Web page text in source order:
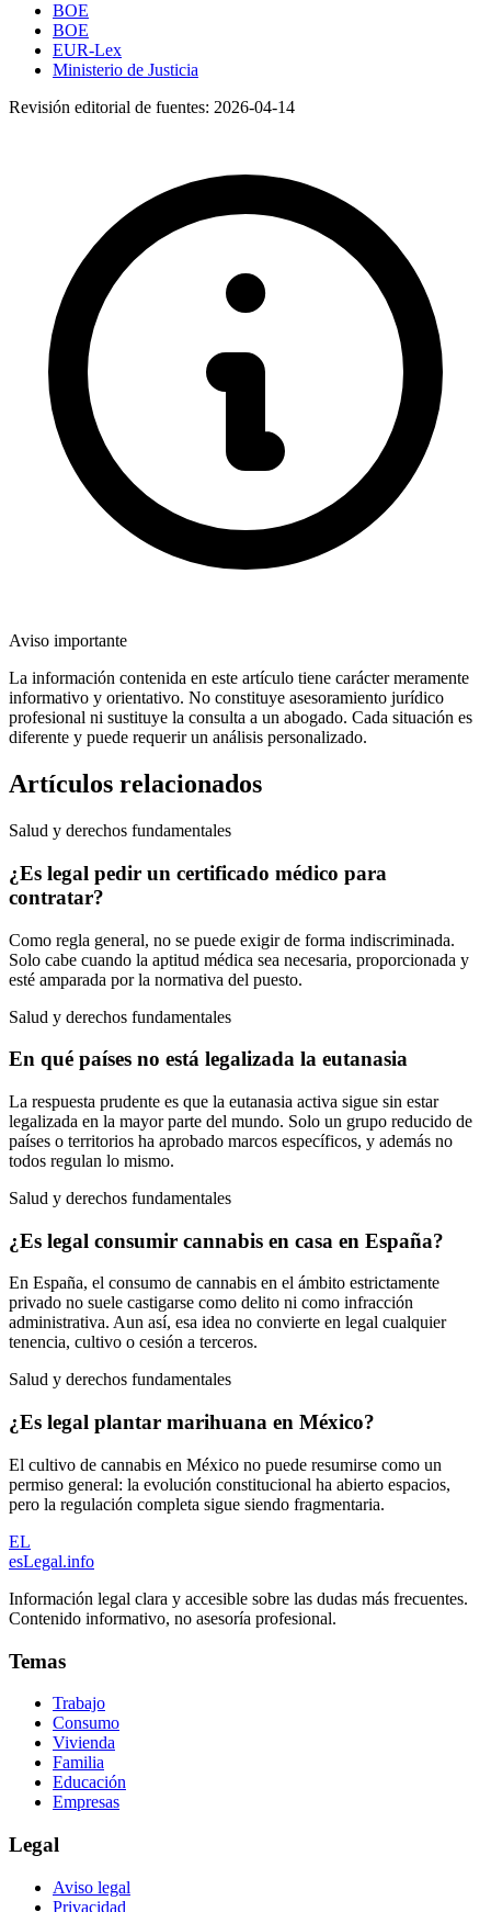
BOE
BOE
EUR-Lex
Ministerio de Justicia
Revisión editorial de fuentes: 2026-04-14
Aviso importante
La información contenida en este artículo tiene carácter meramente
informativo y orientativo. No constituye asesoramiento jurídico
profesional ni sustituye la consulta a un abogado. Cada situación es
diferente y puede requerir un análisis personalizado.
Artículos relacionados
Salud y derechos fundamentales
¿Es legal pedir un certificado médico para
contratar?
Como regla general, no se puede exigir de forma indiscriminada.
Solo cabe cuando la aptitud médica sea necesaria, proporcionada y
esté amparada por la normativa del puesto.
Salud y derechos fundamentales
En qué países no está legalizada la eutanasia
La respuesta prudente es que la eutanasia activa sigue sin estar
legalizada en la mayor parte del mundo. Solo un grupo reducido de
países o territorios ha aprobado marcos específicos, y además no
todos regulan lo mismo.
Salud y derechos fundamentales
¿Es legal consumir cannabis en casa en España?
En España, el consumo de cannabis en el ámbito estrictamente
privado no suele castigarse como delito ni como infracción
administrativa. Aun así, esa idea no convierte en legal cualquier
tenencia, cultivo o cesión a terceros.
Salud y derechos fundamentales
¿Es legal plantar marihuana en México?
El cultivo de cannabis en México no puede resumirse como un
permiso general: la evolución constitucional ha abierto espacios,
pero la regulación completa sigue siendo fragmentaria.
EL
esLegal.info
Información legal clara y accesible sobre las dudas más frecuentes.
Contenido informativo, no asesoría profesional.
Temas
Trabajo
Consumo
Vivienda
Familia
Educación
Empresas
Legal
Aviso legal
Privacidad